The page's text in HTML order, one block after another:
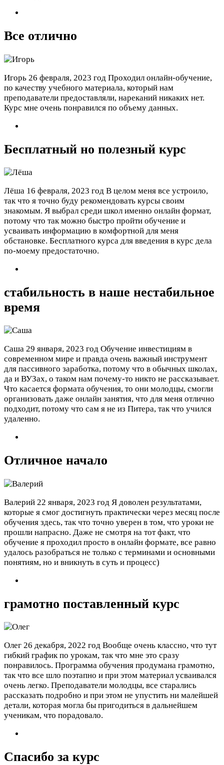
Все отлично
Игорь 26 февраля, 2023 год Проходил онлайн-обучение,
по качеству учебного материала, который нам
преподаватели предоставляли, нареканий никаких нет.
Курс мне очень понравился по объему данных.
Бесплатный но полезный курс
Лёша 16 февраля, 2023 год В целом меня все устроило,
так что я точно буду рекомендовать курсы своим
знакомым. Я выбрал среди школ именно онлайн формат,
потому что так можно быстро пройти обучение и
усваивать информацию в комфортной для меня
обстановке. Бесплатного курса для введения в курс дела
по-моему предостаточно.
стабильность в наше нестабильное
время
Саша 29 января, 2023 год Обучение инвестициям в
современном мире и правда очень важный инструмент
для пассивного заработка, потому что в обычных школах,
да и ВУЗах, о таком нам почему-то никто не рассказывает.
Что касается формата обучения, то они молодцы, смогли
организовать даже онлайн занятия, что для меня отлично
подходит, потому что сам я не из Питера, так что учился
удаленно.
Отличное начало
Валерий 22 января, 2023 год Я доволен результатами,
которые я смог достигнуть практически через месяц после
обучения здесь, так что точно уверен в том, что уроки не
прошли напрасно. Даже не смотря на тот факт, что
обучение я проходил просто в онлайн формате, все равно
удалось разобраться не только с терминами и основными
понятиям, но и вникнуть в суть и процесс)
грамотно поставленный курс
Олег 26 декабря, 2022 год Вообще очень классно, что тут
гибкий график по урокам, так что мне это сразу
понравилось. Программа обучения продумана грамотно,
так что все шло поэтапно и при этом материал усваивался
очень легко. Преподаватели молодцы, все старались
рассказать подробно и при этом не упустить ни малейшей
детали, которая могла бы пригодиться в дальнейшем
ученикам, что порадовало.
Спасибо за курс